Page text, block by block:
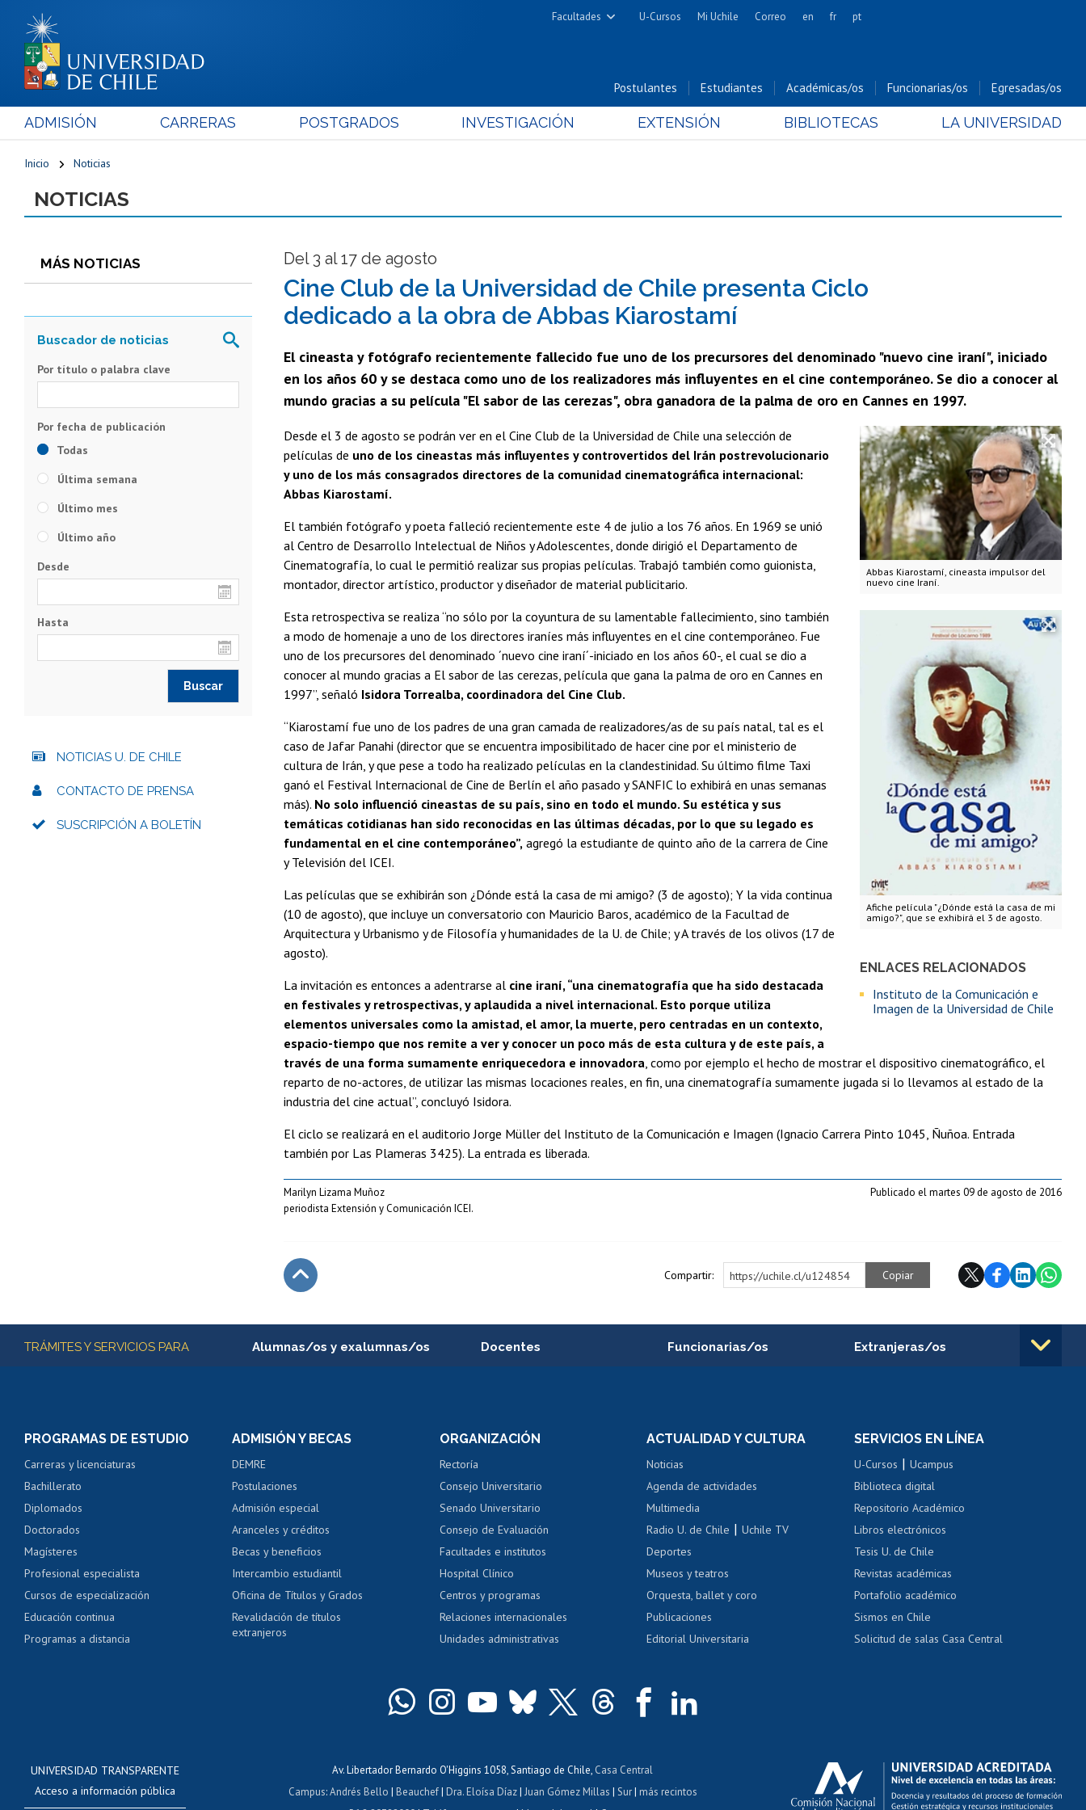
Facultades
Cs. Físicas y Matemáticas
Cs. Forestales y Conservación
Cs. Químicas y Farmacéuticas
Cs. Sociales
Nutrición y Tecnología de
Alimentos
Bachillerato
U-Cursos Mi Uchile Correo en fr pt
Postulantes Estudiantes Académicas/os Funcionarias/os Egresadas/os
ADMISIÓN CARRERAS POSTGRADOS INVESTIGACIÓN EXTENSIÓN BIBLIOTECAS LA UNIVERSIDAD
Inicio Noticias
NOTICIAS
MÁS NOTICIAS Del 3 al 17 de agosto
Cine Club de la Universidad de Chile presenta Ciclo
dedicado a la obra de Abbas Kiarostamí
El cineasta y fotógrafo recientemente fallecido fue uno de los precursores del denominado "nuevo cine iraní", iniciado
en los años 60 y se destaca como uno de los realizadores más influyentes en el cine contemporáneo. Se dio a conocer al
mundo gracias a su película "El sabor de las cerezas", obra ganadora de la palma de oro en Cannes en 1997.
Abbas Kiarostamí, cineasta impulsor del
nuevo cine Iraní.
Afiche película "¿Dónde está la casa de mi
amigo?", que se exhibirá el 3 de agosto.
ENLACES RELACIONADOS
Instituto de la Comunicación e
Imagen de la Universidad de Chile
Desde el 3 de agosto se podrán ver en el Cine Club de la Universidad de Chile una selección de
películas de uno de los cineastas más influyentes y controvertidos del Irán postrevolucionario
y uno de los más consagrados directores de la comunidad cinematográfica internacional:
Abbas Kiarostamí.
El también fotógrafo y poeta falleció recientemente este 4 de julio a los 76 años. En 1969 se unió
al Centro de Desarrollo Intelectual de Niños y Adolescentes, donde dirigió el Departamento de
Cinematografía, lo cual le permitió realizar sus propias películas. Trabajó también como guionista,
montador, director artístico, productor y diseñador de material publicitario.
Esta retrospectiva se realiza “no sólo por la coyuntura de su lamentable fallecimiento, sino también
a modo de homenaje a uno de los directores iraníes más influyentes en el cine contemporáneo. Fue
uno de los precursores del denominado ´nuevo cine iraní´-iniciado en los años 60-, el cual se dio a
conocer al mundo gracias a El sabor de las cerezas, película que gana la palma de oro en Cannes en
1997”, señaló Isidora Torrealba, coordinadora del Cine Club.
“Kiarostamí fue uno de los padres de una gran camada de realizadores/as de su país natal, tal es el
caso de Jafar Panahi (director que se encuentra imposibilitado de hacer cine por el ministerio de
cultura de Irán, y que pese a todo ha realizado películas en la clandestinidad. Su último filme Taxi
ganó el Festival Internacional de Cine de Berlín el año pasado y SANFIC lo exhibirá en unas semanas
más). No solo influenció cineastas de su país, sino en todo el mundo. Su estética y sus
temáticas cotidianas han sido reconocidas en las últimas décadas, por lo que su legado es
fundamental en el cine contemporáneo”, agregó la estudiante de quinto año de la carrera de Cine
y Televisión del ICEI.
Las películas que se exhibirán son ¿Dónde está la casa de mi amigo? (3 de agosto); Y la vida continua
(10 de agosto), que incluye un conversatorio con Mauricio Baros, académico de la Facultad de
Arquitectura y Urbanismo y de Filosofía y humanidades de la U. de Chile; y A través de los olivos (17 de
agosto).
La invitación es entonces a adentrarse al cine iraní, “una cinematografía que ha sido destacada
en festivales y retrospectivas, y aplaudida a nivel internacional. Esto porque utiliza
elementos universales como la amistad, el amor, la muerte, pero centradas en un contexto,
espacio-tiempo que nos remite a ver y conocer un poco más de esta cultura y de este país, a
través de una forma sumamente enriquecedora e innovadora , como por ejemplo el hecho de mostrar el dispositivo cinematográfico, el
reparto de no-actores, de utilizar las mismas locaciones reales, en fin, una cinematografía sumamente jugada si lo llevamos al estado de la
industria del cine actual”, concluyó Isidora.
El ciclo se realizará en el auditorio Jorge Müller del Instituto de la Comunicación e Imagen (Ignacio Carrera Pinto 1045, Ñuñoa. Entrada
también por Las Plameras 3425). La entrada es liberada.
Marilyn Lizama Muñoz
periodista Extensión y Comunicación ICEI.
Publicado el martes 09 de agosto de 2016
Compartir: https://uchile.cl/u124854 Copiar
Por título o palabra clave
Todas
Última semana
Último mes
Último año
Desde
Hasta
NOTICIAS U. DE CHILE
CONTACTO DE PRENSA
SUSCRIPCIÓN A BOLETÍN
Más información
TRÁMITES Y SERVICIOS PARA Alumnas/os y exalumnas/os
Consulta y certificado de notas
Servicio médico y dental
Pago de arancel y crédito alumnos
Pago de arancel y crédito exalumnos
Certificado de títulos y grados
Docentes
Perfeccionamiento
Evaluación docente
Calificación académica
Postulación al AUCAI
Funcionarias/os
Portal de movilidad interna
Certificado de renta
Certificado de renta
Gestión de correo uchile
Extranjeras/os
Movilidad Estudiantil
Cursos de español
Acoso laboral, sexual y violencia
PROGRAMAS DE ESTUDIO
Carreras y licenciaturas
Bachillerato
Diplomados
Doctorados
Magísteres
Profesional especialista
Cursos de especialización
Educación continua
Programas a distancia
ADMISIÓN Y BECAS
DEMRE
Postulaciones
Admisión especial
Aranceles y créditos
Becas y beneficios
Intercambio estudiantil
Oficina de Títulos y Grados
Revalidación de títulos
extranjeros
ORGANIZACIÓN
Rectoría
Consejo Universitario
Senado Universitario
Consejo de Evaluación
Facultades e institutos
Hospital Clínico
Centros y programas
Relaciones internacionales
Unidades administrativas
ACTUALIDAD Y CULTURA
Noticias
Agenda de actividades
Multimedia
Radio U. de Chile |Uchile TV
Deportes
Museos y teatros
Orquesta, ballet y coro
Publicaciones
Editorial Universitaria
SERVICIOS EN LÍNEA
U-Cursos |Ucampus
Biblioteca digital
Repositorio Académico
Libros electrónicos
Tesis U. de Chile
Revistas académicas
Portafolio académico
Sismos en Chile
Solicitud de salas Casa Central
UNIVERSIDAD TRANSPARENTE
Acceso a información pública
Av. Libertador Bernardo O'Higgins 1058, Santiago de Chile, Casa Central
Campus:Andrés Bello | Beauchef| Dra. Eloísa Díaz| Juan Gómez Millas | Sur| más recintos